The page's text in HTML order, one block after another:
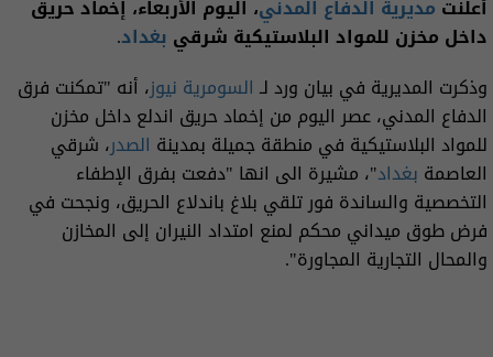
أعلنت مديرية الدفاع المدني، اليوم الأربعاء، إخماد حريق
داخل مخزن للمواد البلاستيكية شرقي بغداد.
وذكرت المديرية في بيان ورد لـ السومرية نيوز، أنه "تمكنت فرق
الدفاع المدني، عصر اليوم من إخماد حريق اندلع داخل مخزن
للمواد البلاستيكية في منطقة جميلة بمدينة الصدر، شرقي
العاصمة بغداد"، مشيرة الى انها "دفعت بفرق الإطفاء
التخصصية والساندة فور تلقي بلاغ باندلاع الحريق، ونجحت في
فرض طوق ميداني محكم لمنع امتداد النيران إلى المخازن
والمحال التجارية المجاورة".